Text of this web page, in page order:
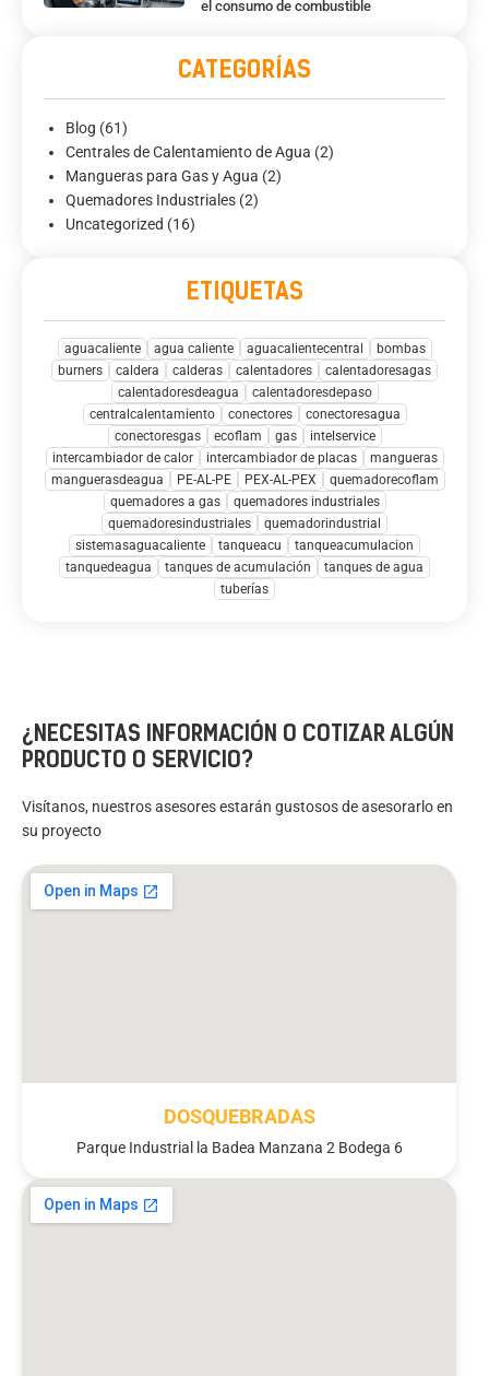
el consumo de combustible
CATEGORÍAS
Blog (61)
Centrales de Calentamiento de Agua (2)
Mangueras para Gas y Agua (2)
Quemadores Industriales (2)
Uncategorized (16)
ETIQUETAS
aguacaliente agua caliente aguacalientecentral
bombas
burners
caldera calderas calentadores
calentadoresagas
calentadoresdeagua
calentadoresdepaso
centralcalentamiento
conectores
conectoresagua
conectoresgas
ecoflam gas
intelservice
intercambiador de calor
intercambiador de placas
mangueras
manguerasdeagua
PE-AL-PE PEX-AL-PEX
quemadorecoflam
quemadores a gas
quemadores industriales
quemadoresindustriales
quemadorindustrial
sistemasaguacaliente
tanqueacu
tanqueacumulacion
tanquedeagua
tanques de acumulación
tanques de agua
tuberías
¿NECESITAS INFORMACIÓN O COTIZAR ALGÚN
PRODUCTO O SERVICIO?
Visítanos, nuestros asesores estarán gustosos de asesorarlo en
su proyecto
DOSQUEBRADAS
Parque Industrial la Badea Manzana 2 Bodega 6